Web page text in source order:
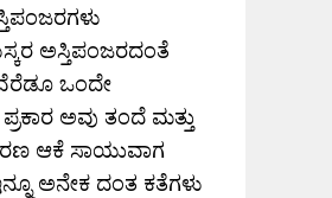
ಅಸ್ತಿಪಂಜರದಂತೆ
ಒಂದೇ
ಅವು ತಂದೆ ಮತ್ತು
ಆಕೆ ಸಾಯುವಾಗ
ಅನೇಕ ದಂತ ಕತೆಗಳು